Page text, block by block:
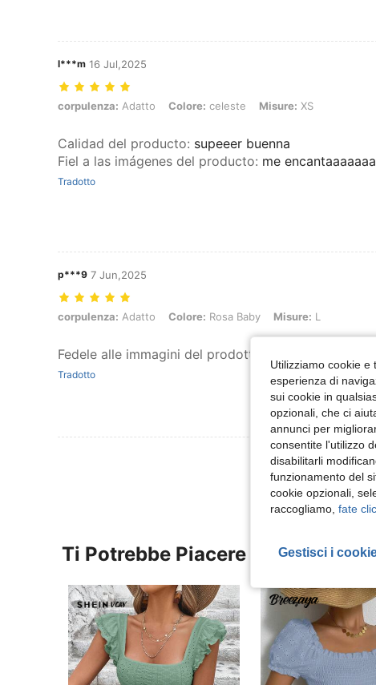
l***m 16 Jul,2025
corpulenza: Adatto, Colore: celeste, Misure: XS
corpulenza: Adatto Colore: celeste Misure: XS
Calidad del producto: supeeer buenna
Fiel a las imágenes del producto: me encantaaaaaaa
Tradotto
p***9 7 Jun,2025
corpulenza: Adatto, Colore: Rosa Baby, Misure: L
corpulenza: Adatto Colore: Rosa Baby Misure: L
Fedele alle immagini del prodotto
Tradotto
Visualizza Altre
Ti Potrebbe Piacere
Utilizziamo cookie e
esperienza di
sui cookie in
opzionali, che ci
annunci per
consentite l'utilizzo
disabilitarli
funzionamento del
cookie opzionali,
raccogliamo, fate
Gestisci i